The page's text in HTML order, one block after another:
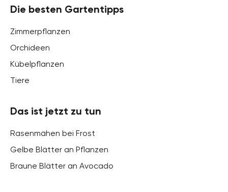
Die besten Gartentipps
Zimmerpflanzen
Orchideen
Kübelpflanzen
Tiere
Das ist jetzt zu tun
Rasenmähen bei Frost
Gelbe Blätter an Pflanzen
Braune Blätter an Avocado